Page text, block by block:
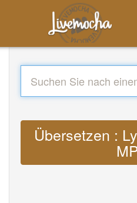
Übersetzen :